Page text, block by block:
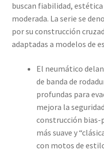
buscan fiabilidad,
moderada. La serie se
por su construcción
adaptadas a modelos de
El neumático
de banda de
profundas para
mejora la
construcción bias-
más suave y
con motos de